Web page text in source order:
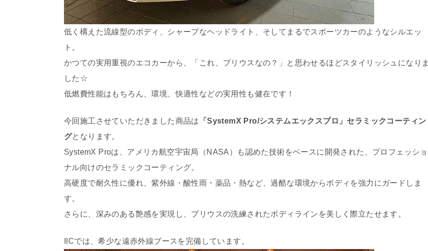
低く構えた流線型のボディ、シャープなヘッドライト、そしてまるでスポーツカーのようなシルエッ
ト。
かつての実用重視のエコカーから、「これ、プリウスなの？」と思わせるほどスタイリッシュになりま
した☆
低燃費性能はもちろん、環境、快適性などの実用性も健在です！
今回施工させていただきました商品は
「SystemX Pro/システムエックスプロ」セラミックコーティン
グとなります。
SystemX Proは、アメリカ航空宇宙局（NASA）も認めた技術をベースに開発された、プロフェッショ
ナル向けのセラミックコーティング。
高硬度で耐久性に優れ、紫外線・酸性雨・薬品・熱など、過酷な環境からボディを強力にガードしま
す。
さらに、深みのある艶感を実現し、プリウスの洗練されたボディラインを美しく際立たせます。
IICでは、希少な遠赤外線ブースを完備しています。